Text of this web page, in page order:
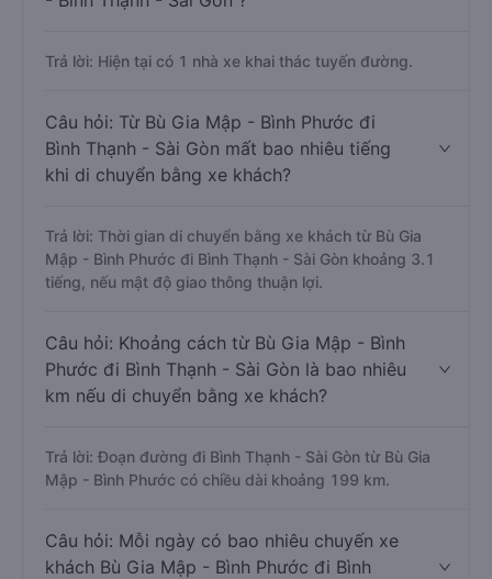
Trả lời: Hiện tại có 1 nhà xe khai thác tuyến đường.
Câu hỏi: Từ Bù Gia Mập - Bình Phước đi
Bình Thạnh - Sài Gòn mất bao nhiêu tiếng
khi di chuyển bằng xe khách?
Trả lời: Thời gian di chuyển bằng xe khách từ Bù Gia
Mập - Bình Phước đi Bình Thạnh - Sài Gòn khoảng 3.1
tiếng, nếu mật độ giao thông thuận lợi.
Câu hỏi: Khoảng cách từ Bù Gia Mập - Bình
Phước đi Bình Thạnh - Sài Gòn là bao nhiêu
km nếu di chuyển bằng xe khách?
Trả lời: Đoạn đường đi Bình Thạnh - Sài Gòn từ Bù Gia
Mập - Bình Phước có chiều dài khoảng 199 km.
Câu hỏi: Mỗi ngày có bao nhiêu chuyến xe
khách Bù Gia Mập - Bình Phước đi Bình